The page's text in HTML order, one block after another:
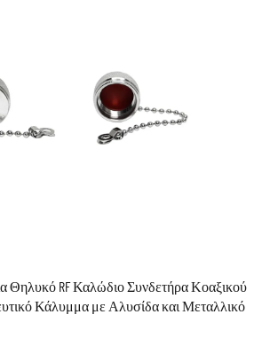
Θηλυκό RF Καλώδιο Συνδετήρα Κοαξικού
Κάλυμμα με Αλυσίδα και Μεταλλικό